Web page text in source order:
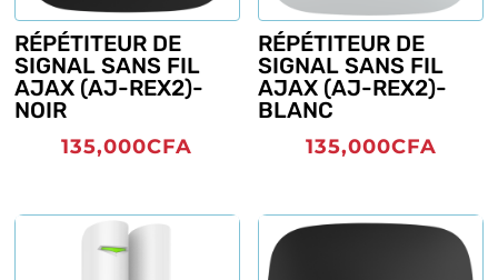
RÉPÉTITEUR DE
SIGNAL SANS FIL
AJAX (AJ-REX2)-
NOIR
135,000CFA
RÉPÉTITEUR DE
SIGNAL SANS FIL
AJAX (AJ-REX2)-
BLANC
135,000CFA